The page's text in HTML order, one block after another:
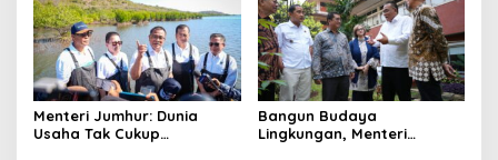
Menteri Jumhur: Dunia
Usaha Tak Cukup
Bangun Budaya
Lingkungan, Menteri